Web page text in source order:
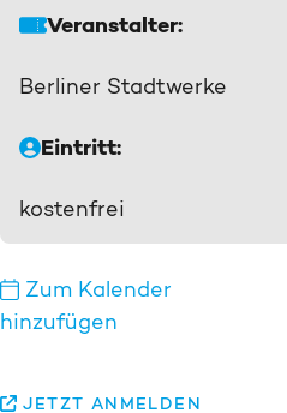
Veranstalter:
Berliner Stadtwerke
Eintritt:
kostenfrei
Zum Kalender
hinzufügen
JETZT ANMELDEN